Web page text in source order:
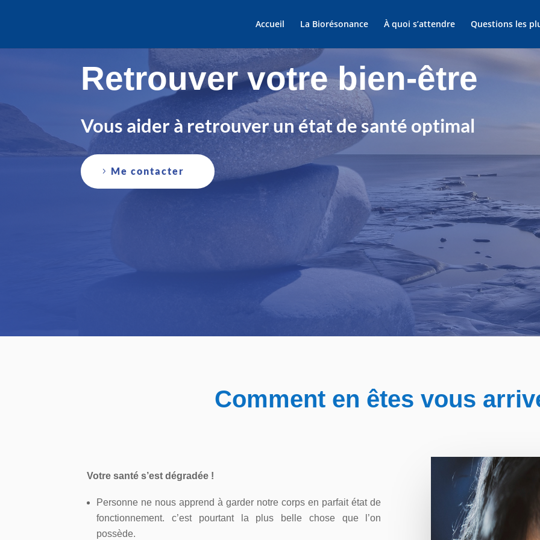
Accueil La Biorésonance À quoi s’attendre Questions les
Retrouver votre bien-être
Vous aider à retrouver un état de santé optimal
Me contacter
Comment en êtes vous
Votre santé s’est dégradée !
Personne ne nous apprend à garder notre corps en parfait état de
fonctionnement. c’est pourtant la plus belle chose que l’on
possède.